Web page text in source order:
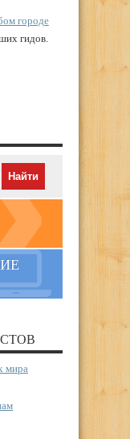
городе
гидов.
мира